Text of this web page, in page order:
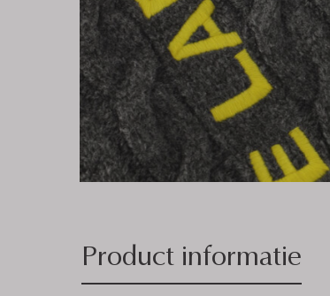
Product informatie